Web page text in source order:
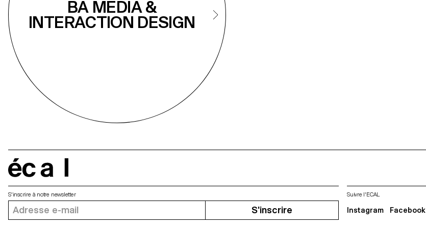
BA MEDIA &
INTERACTION DESIGN
S'inscrire à notre newsletter
S'inscrire
Suivre l'ECAL
Instagram Facebook